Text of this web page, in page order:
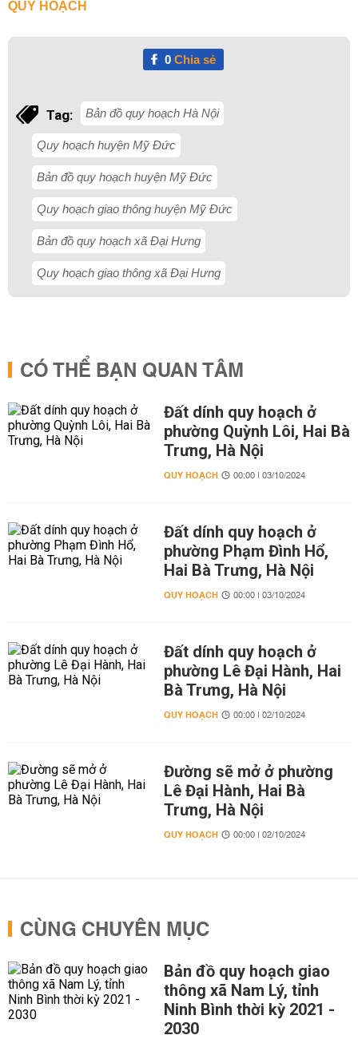
QUY HOẠCH
0Chia sẻ
Tag: Bản đồ quy hoạch Hà Nội
Quy hoạch huyện Mỹ Đức
Bản đồ quy hoạch huyện Mỹ Đức
Quy hoạch giao thông huyện Mỹ Đức
Bản đồ quy hoạch xã Đại Hưng
Quy hoạch giao thông xã Đại Hưng
CÓ THỂ BẠN QUAN TÂM
Đất dính quy hoạch ở
phường Quỳnh Lôi, Hai Bà
Trưng, Hà Nội
QUY HOẠCH 00:00 | 03/10/2024
Đất dính quy hoạch ở
phường Phạm Đình Hổ,
Hai Bà Trưng, Hà Nội
QUY HOẠCH 00:00 | 03/10/2024
Đất dính quy hoạch ở
phường Lê Đại Hành, Hai
Bà Trưng, Hà Nội
QUY HOẠCH 00:00 | 02/10/2024
Đường sẽ mở ở phường
Lê Đại Hành, Hai Bà
Trưng, Hà Nội
QUY HOẠCH 00:00 | 02/10/2024
CÙNG CHUYÊN MỤC
Bản đồ quy hoạch giao
thông xã Nam Lý, tỉnh
Ninh Bình thời kỳ 2021 -
2030